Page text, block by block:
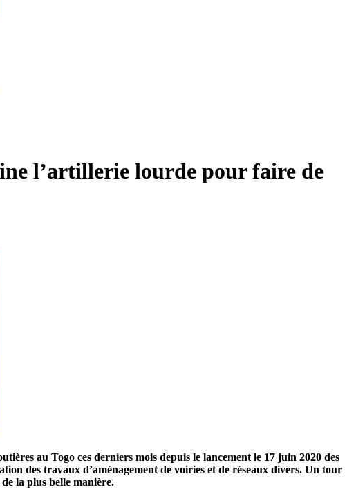
l’artillerie lourde pour faire de
au Togo ces derniers mois depuis le lancement le 17 juin 2020 des
des travaux d’aménagement de voiries et de réseaux divers. Un tour
la plus belle manière.